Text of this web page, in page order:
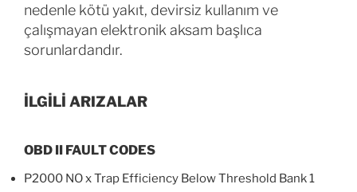
nedenle kötü yakıt, devirsiz kullanım ve
çalışmayan elektronik aksam başlıca
sorunlardandır.
İLGİLİ ARIZALAR
OBD II FAULT CODES
P2000 NO x Trap Efficiency Below Threshold Bank 1